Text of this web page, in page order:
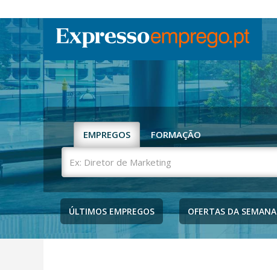
EMPREGOS FORMAÇÃO
Ex:
Diretor
de
ÚLTIMOS EMPREGOS
OFERTAS DA SEMANA